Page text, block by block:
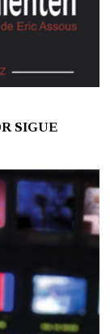
SIGUE